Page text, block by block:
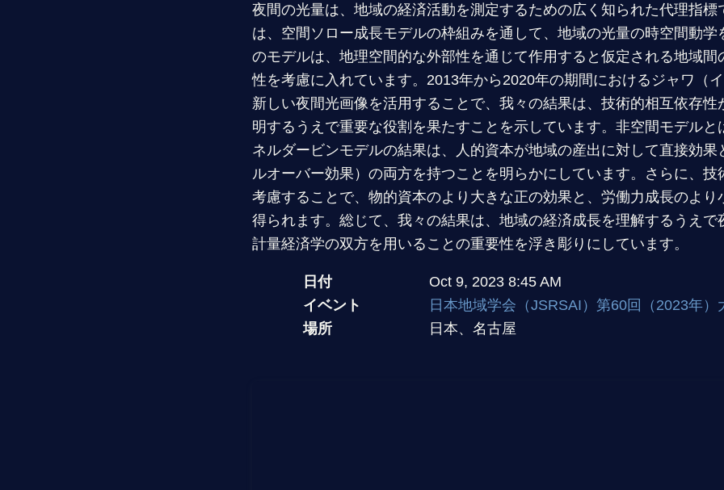
夜間の光量は、地域の経済活動を測定するための広く知られた代理指標
は、空間ソロー成長モデルの枠組みを通して、地域の光量の時空間動学
のモデルは、地理空間的な外部性を通じて作用すると仮定される地域間
性を考慮に入れています。2013年から2020年の期間におけるジャワ（
新しい夜間光画像を活用することで、我々の結果は、技術的相互依存性
明するうえで重要な役割を果たすことを示しています。非空間モデルと
ネルダービンモデルの結果は、人的資本が地域の産出に対して直接効果
ルオーバー効果）の両方を持つことを明らかにしています。さらに、技
考慮することで、物的資本のより大きな正の効果と、労働力成長のより
得られます。総じて、我々の結果は、地域の経済成長を理解するうえで
計量経済学の双方を用いることの重要性を浮き彫りにしています。
日付
Oct 9, 2023 8:45 AM
イベント
日本地域学会（JSRSAI）第60回（2023年）
場所
日本、名古屋